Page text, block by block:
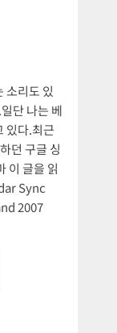
소리도 있
단 나는 베
있다.최근
던 구글 싱
이 글을 읽
Sync
2007